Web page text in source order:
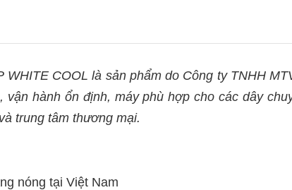
COOL là sản phẩm do Công ty TNHH
hành ổn định, máy phù hợp cho các dây
trung tâm thương mại.
nóng tại Việt Nam